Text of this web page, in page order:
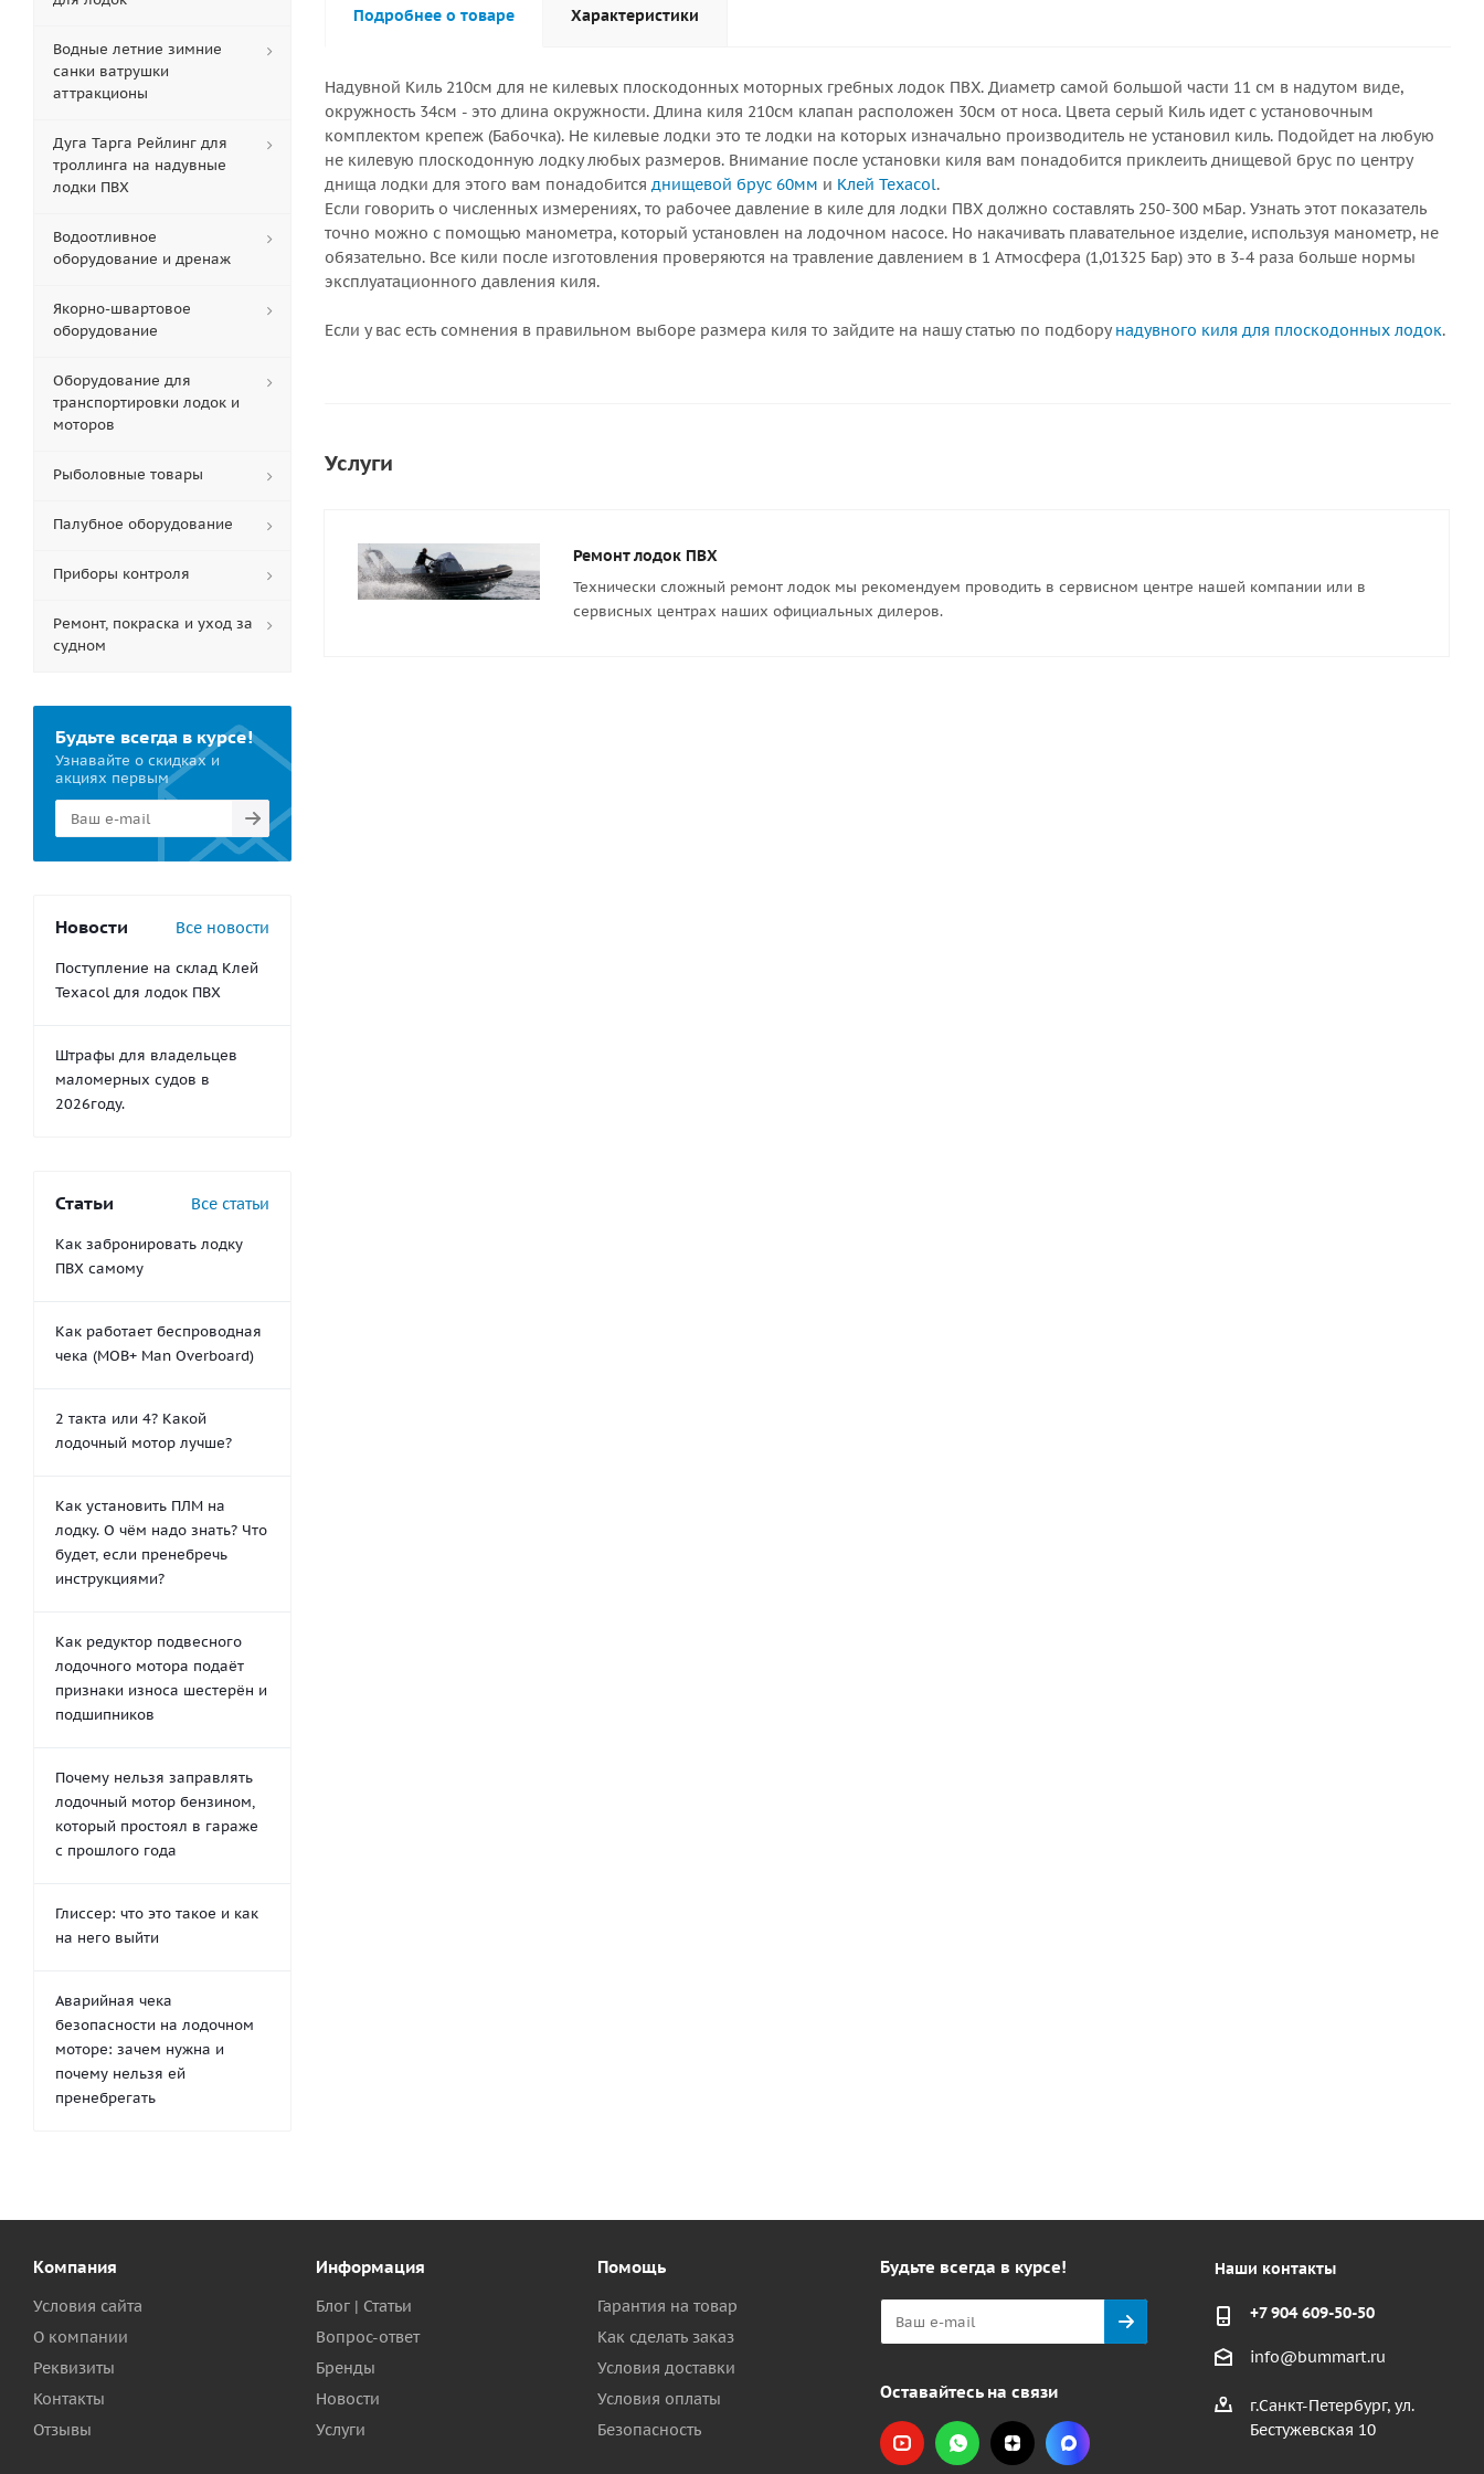
Подробнее о товаре Характеристики
Надувной Киль 210см для не килевых плоскодонных моторных гребных лодок ПВХ. Диаметр самой большой части 11 см в надутом виде,
окружность 34см - это длина окружности. Длина киля 210см клапан расположен 30см от носа. Цвета серый Киль идет с установочным
комплектом крепеж (Бабочка). Не килевые лодки это те лодки на которых изначально производитель не установил киль. Подойдет на любую
не килевую плоскодонную лодку любых размеров. Внимание после установки киля вам понадобится приклеить днищевой брус по центру
днища лодки для этого вам понадобится днищевой брус 60мм и Клей Texacol.
Если говорить о численных измерениях, то рабочее давление в киле для лодки ПВХ должно составлять 250-300 мБар. Узнать этот показатель
точно можно с помощью манометра, который установлен на лодочном насосе. Но накачивать плавательное изделие, используя манометр, не
обязательно. Все кили после изготовления проверяются на травление давлением в 1 Атмосфера (1,01325 Бар) это в 3-4 раза больше нормы
эксплуатационного давления киля.
Если у вас есть сомнения в правильном выборе размера киля то зайдите на нашу статью по подборунадувного киля для плоскодонных лодок.
Услуги
Ремонт лодок ПВХ
Технически сложный ремонт лодок мы рекомендуем проводить в сервисном центре нашей компании или в
сервисных центрах наших официальных дилеров.
Водные летние зимние
санки ватрушки
аттракционы
Дуга Тарга Рейлинг для
троллинга на надувные
лодки ПВХ
Водоотливное
оборудование и дренаж
Якорно-швартовое
оборудование
Оборудование для
транспортировки лодок и
моторов
Рыболовные товары
Палубное оборудование
Приборы контроля
Ремонт, покраска и уход за
судном
Будьте всегда в курсе!
Узнавайте о скидках и
акциях первым
Новости Все новости
Поступление на склад Клей
Texacol для лодок ПВХ
Штрафы для владельцев
маломерных судов в
2026году.
Статьи Все статьи
Как забронировать лодку
ПВХ самому
Как работает беспроводная
чека (MOB+ Man Overboard)
2 такта или 4? Какой
лодочный мотор лучше?
Как установить ПЛМ на
лодку. О чём надо знать? Что
будет, если пренебречь
инструкциями?
Как редуктор подвесного
лодочного мотора подаёт
признаки износа шестерён и
подшипников
Почему нельзя заправлять
лодочный мотор бензином,
который простоял в гараже
с прошлого года
Глиссер: что это такое и как
на него выйти
Аварийная чека
безопасности на лодочном
моторе: зачем нужна и
почему нельзя ей
пренебрегать
Компания
Условия сайта
О компании
Реквизиты
Контакты
Отзывы
Информация
Блог | Статьи
Вопрос-ответ
Бренды
Новости
Услуги
Помощь
Гарантия на товар
Как сделать заказ
Условия доставки
Условия оплаты
Безопасность
Будьте всегда в курсе!
Оставайтесь на связи
Наши контакты
+7 904 609-50-50
info@bummart.ru
г.Санкт-Петербург, ул.
Бестужевская 10